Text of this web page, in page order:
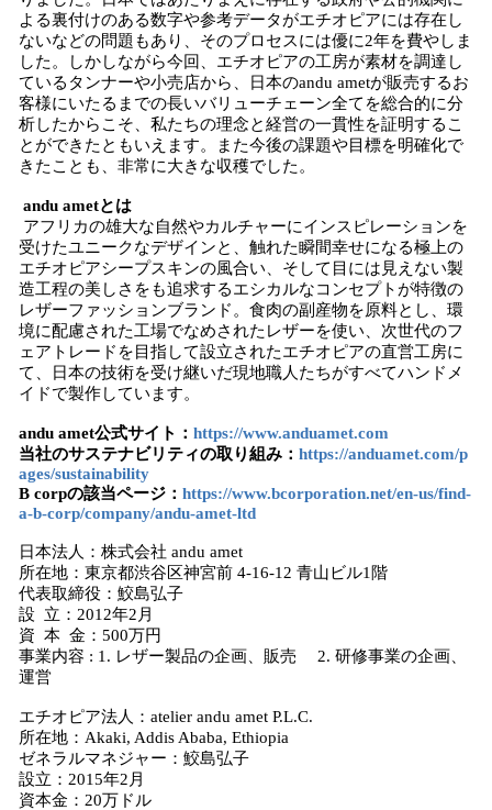
よる裏付けのある数字や参考データがエチオピアには存在し
ないなどの問題もあり、そのプロセスには優に2年を費やしま
した。しかしながら今回、エチオピアの工房が素材を調達し
ているタンナーや小売店から、日本のandu ametが販売するお
客様にいたるまでの長いバリューチェーン全てを総合的に分
析したからこそ、私たちの理念と経営の一貫性を証明するこ
とができたともいえます。また今後の課題や目標を明確化で
きたことも、非常に大きな収穫でした。
andu ametとは
アフリカの雄大な自然やカルチャーにインスピレーションを
受けたユニークなデザインと、触れた瞬間幸せになる極上の
エチオピアシープスキンの風合い、そして目には見えない製
造工程の美しさをも追求するエシカルなコンセプトが特徴の
レザーファッションブランド。食肉の副産物を原料とし、環
境に配慮された工場でなめされたレザーを使い、次世代のフ
ェアトレードを目指して設立されたエチオピアの直営工房に
て、日本の技術を受け継いだ現地職人たちがすべてハンドメ
イドで製作しています。
andu amet公式サイト： https://www.anduamet.com
当社のサステナビリティの取り組み： https://anduamet.com/p
ages/sustainability
B corpの該当ページ： https://www.bcorporation.net/en-us/find-
a-b-corp/company/andu-amet-ltd
日本法人：株式会社 andu amet
所在地：東京都渋谷区神宮前 4-16-12 青山ビル1階
代表取締役：鮫島弘子
設 立：2012年2月
資 本 金：500万円
事業内容 : 1. レザー製品の企画、販売 2. 研修事業の企画、
運営
エチオピア法人：atelier andu amet P.L.C.
所在地：Akaki, Addis Ababa, Ethiopia
ゼネラルマネジャー：鮫島弘子
設立：2015年2月
資本金：20万ドル